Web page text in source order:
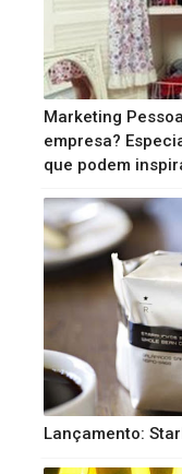
Marketing
empresa?
que podem
Lançamento: